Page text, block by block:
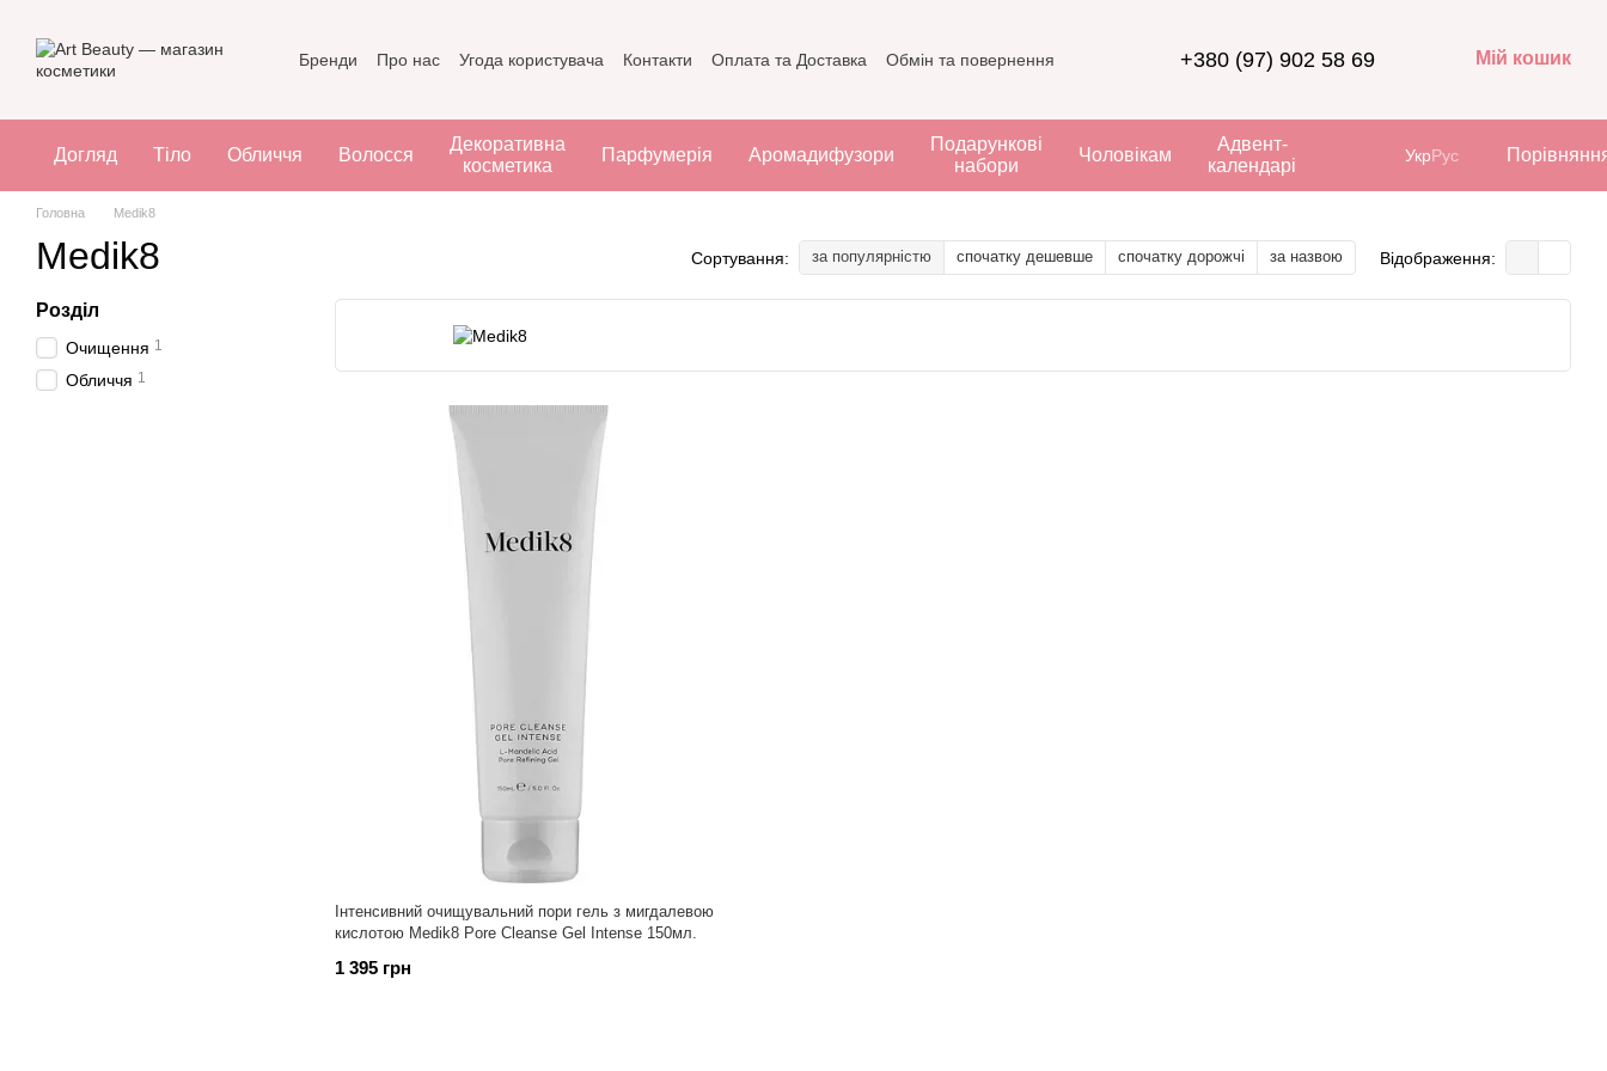
Бренди Про нас Угода користувача Контакти Оплата та Доставка Обмін та повернення +380 (97) 902 58 69 Мій кошик
Догляд Тіло Обличчя Волосся
Декоративна
косметика
Парфумерія Аромадифузори
Подарункові
набори
Чоловікам
Адвент-
календарі
УкрРус
Головна Medik8
Medik8 Сортування: за популярністю спочатку дешевше спочатку дорожчі за назвою Відображення:
Інтенсивний очищувальний пори гель з мигдалевою
кислотою Medik8 Pore Cleanse Gel Intense 150мл.
1 395 грн
Розділ
Очищення 1
Обличчя 1